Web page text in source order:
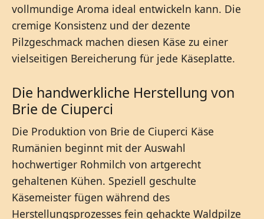
vollmundige Aroma ideal entwickeln kann. Die
cremige Konsistenz und der dezente
Pilzgeschmack machen diesen Käse zu einer
vielseitigen Bereicherung für jede Käseplatte.
Die handwerkliche Herstellung von
Brie de Ciuperci
Die Produktion von Brie de Ciuperci Käse
Rumänien beginnt mit der Auswahl
hochwertiger Rohmilch von artgerecht
gehaltenen Kühen. Speziell geschulte
Käsemeister fügen während des
Herstellungsprozesses fein gehackte Waldpilze